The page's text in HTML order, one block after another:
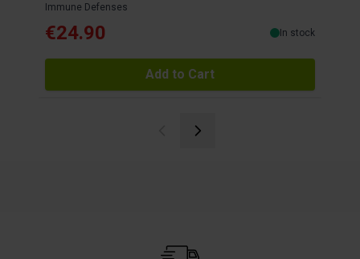
Immune Defenses
€24.90 In stock
Add to Cart